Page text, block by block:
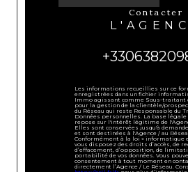
contacter
Les informations recueillies sur ce
enregistrées dans un fichier
Immo agissant comme Sous-traitant
pour la gestion de la clientèle/
du Réseau qui reste Responsable du
Données personnelles. La base
repose sur l'intérêt légitime de
Elles sont conservées jusqu'à
et sont destinées à l'Agence / au
Conformément à la loi « informatique
vous disposez des droits d’accès, de
d’effacement, d’opposition, de
portabilité de vos données. Vous
consentement à tout moment en
directement l’Agence / Le Réseau.